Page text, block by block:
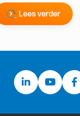
Lees verder